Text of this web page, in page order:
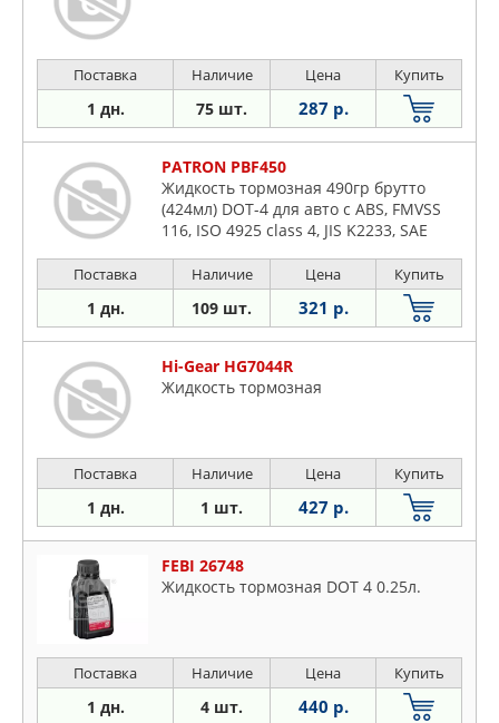
Поставка Наличие Цена Купить
1 дн. 75 шт. 287 р.
PATRON PBF450
Жидкость тормозная 490гр брутто
(424мл) DOT-4 для авто c ABS, FMVSS
116, ISO 4925 class 4, JIS K2233, SAE
шт./уп.)
Поставка Наличие Цена Купить
1 дн. 109 шт. 321 р.
Hi-Gear HG7044R
Жидкость тормозная
Поставка Наличие Цена Купить
1 дн. 1 шт. 427 р.
FEBI 26748
Жидкость тормозная DOT 4 0.25л.
Поставка Наличие Цена Купить
1 дн. 4 шт. 440 р.